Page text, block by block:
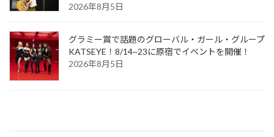
2026年8月5日
グラミー賞で話題のグローバル・ガール・グループ
KATSEYE！8/14~23に原宿でイベントを開催！
2026年8月5日